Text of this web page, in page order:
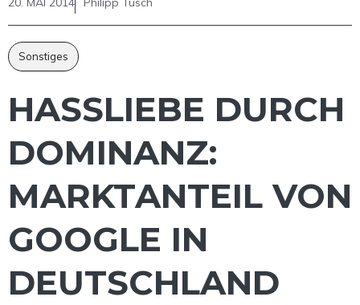
Sonstiges
HASSLIEBE DURCH
DOMINANZ:
MARKTANTEIL VON
GOOGLE IN
DEUTSCHLAND